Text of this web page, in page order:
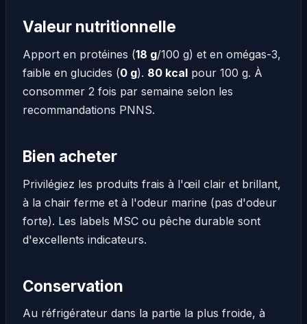
Valeur nutritionnelle
Apport en protéines (18 g/100 g) et en omégas-3,
faible en glucides (0 g). 80 kcal pour 100 g. À
consommer 2 fois par semaine selon les
recommandations PNNS.
Bien acheter
Privilégiez les produits frais à l'œil clair et brillant,
à la chair ferme et à l'odeur marine (pas d'odeur
forte). Les labels MSC ou pêche durable sont
d'excellents indicateurs.
Conservation
Au réfrigérateur dans la partie la plus froide, à